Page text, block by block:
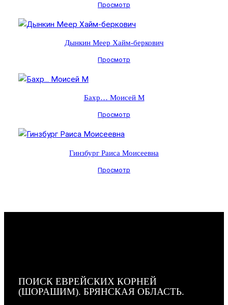
Просмотр
Дынкин Меер Хайм-беркович
Просмотр
Бахр… Моисей М
Просмотр
Гинзбург Раиса Моисеевна
Просмотр
ПОИСК ЕВРЕЙСКИХ КОРНЕЙ
(ШОРАШИМ). БРЯНСКАЯ ОБЛАСТЬ.